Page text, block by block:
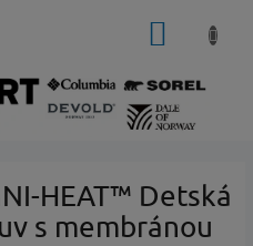
HEAT™ Detská
s membránou